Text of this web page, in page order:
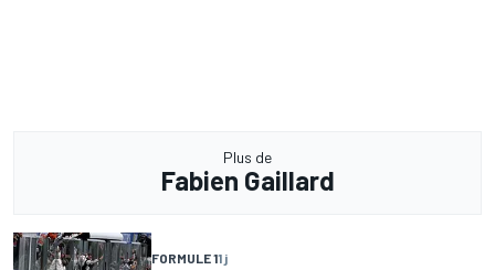
Plus de
Fabien Gaillard
FORMULE 11 j